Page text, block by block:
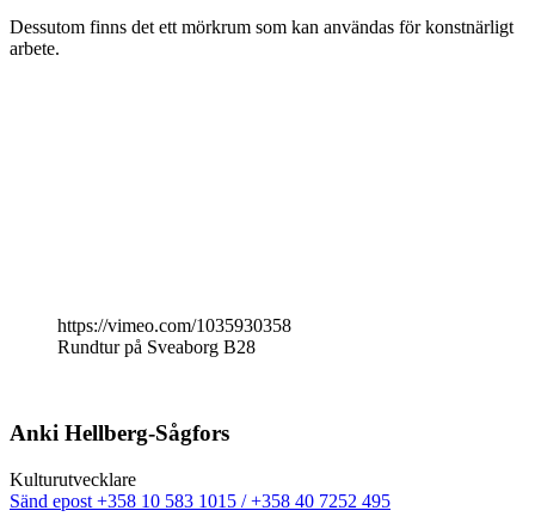
Dessutom finns det ett mörkrum som kan användas för konstnärligt
arbete.
https://vimeo.com/1035930358
Rundtur på Sveaborg B28
Anki Hellberg-Sågfors
Kultur­utvecklare
Sänd epost Sänd
+358 10 583 1015 / +358 40 7252 495